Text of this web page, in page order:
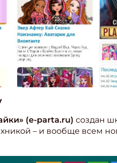
(e-parta.ru) создан
– и вообще всем